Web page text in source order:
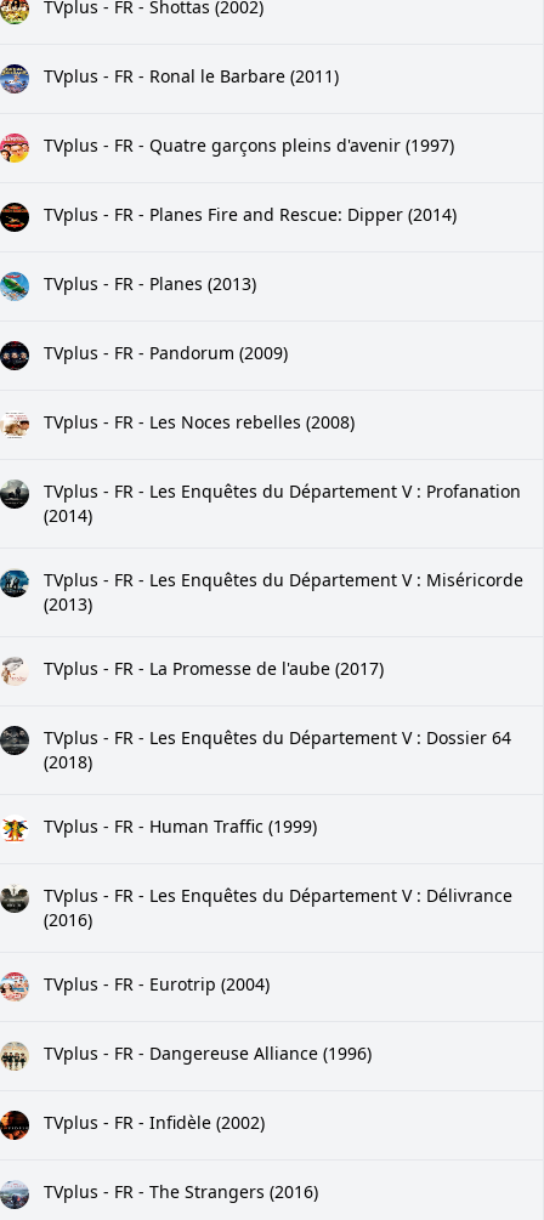
TVplus - FR - Shottas (2002)
TVplus - FR - Ronal le Barbare (2011)
TVplus - FR - Quatre garçons pleins d'avenir (1997)
TVplus - FR - Planes Fire and Rescue: Dipper (2014)
TVplus - FR - Planes (2013)
TVplus - FR - Pandorum (2009)
TVplus - FR - Les Noces rebelles (2008)
TVplus - FR - Les Enquêtes du Département V : Profanation
(2014)
TVplus - FR - Les Enquêtes du Département V : Miséricorde
(2013)
TVplus - FR - La Promesse de l'aube (2017)
TVplus - FR - Les Enquêtes du Département V : Dossier 64
(2018)
TVplus - FR - Human Traffic (1999)
TVplus - FR - Les Enquêtes du Département V : Délivrance
(2016)
TVplus - FR - Eurotrip (2004)
TVplus - FR - Dangereuse Alliance (1996)
TVplus - FR - Infidèle (2002)
TVplus - FR - The Strangers (2016)